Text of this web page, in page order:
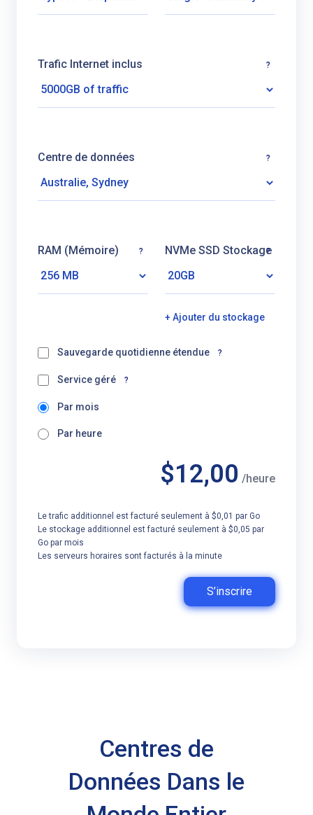
Trafic Internet inclus ?
Centre de données ?
RAM (Mémoire) ? NVMe SSD Stockage
?
+ Ajouter du stockage
Sauvegarde quotidienne étendue ?
Service géré ?
Par mois
Par heure
Le trafic additionnel est facturé seulement à $0,01 par Go
Le stockage additionnel est facturé seulement à $0,05 par
Go par mois
Les serveurs horaires sont facturés à la minute
$12,00 /heure
S’inscrire
Centres de
Données Dans le